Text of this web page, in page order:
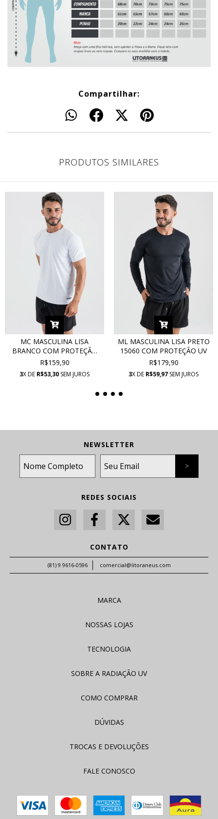
Compartilhar:
PRODUTOS SIMILARES
MC MASCULINA LISA
BRANCO COM PROTEÇÃO
UV 15066
R$159,90
3X DE R$53,30 SEM JUROS
ML MASCULINA LISA PRETO
15060 COM PROTEÇÃO UV
R$179,90
3X DE R$59,97 SEM JUROS
NEWSLETTER
REDES SOCIAIS
CONTATO
(81) 9 9616-0596 comercial@litoraneus.com
MARCA
NOSSAS LOJAS
TECNOLOGIA
SOBRE A RADIAÇÃO UV
COMO COMPRAR
DÚVIDAS
TROCAS E DEVOLUÇÕES
FALE CONOSCO